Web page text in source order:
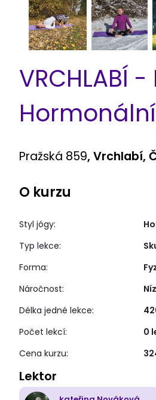
VRCHLABÍ -
Pražská 859, Vrchlabí,
O kurzu
Styl jógy:
Typ lekce:
Forma:
Náročnost:
Délka jedné lekce:
Počet lekcí:
0
Cena kurzu:
Lektor